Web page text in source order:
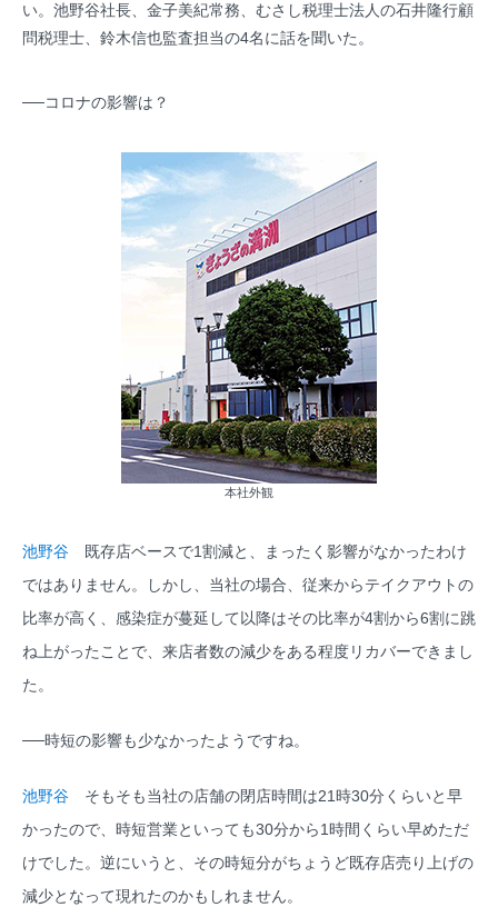
い。池野谷社長、金子美紀常務、むさし税理士法人の石井隆行顧
問税理士、鈴木信也監査担当の4名に話を聞いた。
──コロナの影響は？
本社外観
池野谷 既存店ベースで1割減と、まったく影響がなかったわけ
ではありません。しかし、当社の場合、従来からテイクアウトの
比率が高く、感染症が蔓延して以降はその比率が4割から6割に跳
ね上がったことで、来店者数の減少をある程度リカバーできまし
た。
──時短の影響も少なかったようですね。
池野谷 そもそも当社の店舗の閉店時間は21時30分くらいと早
かったので、時短営業といっても30分から1時間くらい早めただ
けでした。逆にいうと、その時短分がちょうど既存店売り上げの
減少となって現れたのかもしれません。